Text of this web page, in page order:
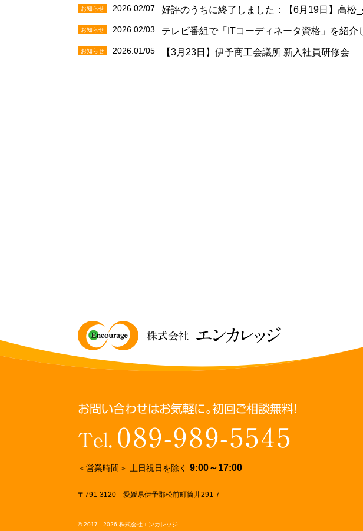
お知らせ 2026.02/07 好評のうちに終了しました：【6月19日】高松
お知らせ 2026.02/03 テレビ番組で「ITコーディネータ資格」を紹介
お知らせ 2026.01/05 【3月23日】伊予商工会議所 新入社員研修会
株式会社 エンカレッジ
お問い合わせはお気軽に。初回ご相談無料！
Tel. 089-989-5545
＜営業時間＞ 土日祝日を除く 9:00～17:00
〒791-3120 愛媛県伊予郡松前町筒井291-7
© 2017 - 2026 株式会社エンカレッジ